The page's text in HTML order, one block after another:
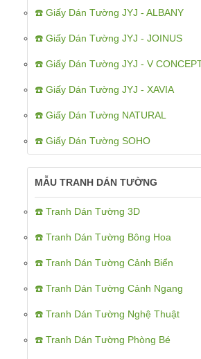
☎️ Giấy Dán Tường JYJ - ALBANY
☎️ Giấy Dán Tường JYJ - JOINUS
☎️ Giấy Dán Tường JYJ - V
☎️ Giấy Dán Tường JYJ - XAVIA
☎️ Giấy Dán Tường NATURAL
☎️ Giấy Dán Tường SOHO
MẪU TRANH DÁN TƯỜNG
☎️ Tranh Dán Tường 3D
☎️ Tranh Dán Tường Bông Hoa
☎️ Tranh Dán Tường Cảnh Biển
☎️ Tranh Dán Tường Cảnh Ngang
☎️ Tranh Dán Tường Nghệ Thuật
☎️ Tranh Dán Tường Phòng Bé